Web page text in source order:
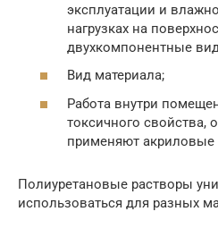
эксплуатации и
нагрузках на
двухкомпонентные
Вид материала;
Работа внутри
токсичного свойства,
применяют
Полиуретановые растворы
использоваться для разных